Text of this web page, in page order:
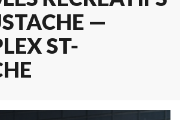
—
ST-